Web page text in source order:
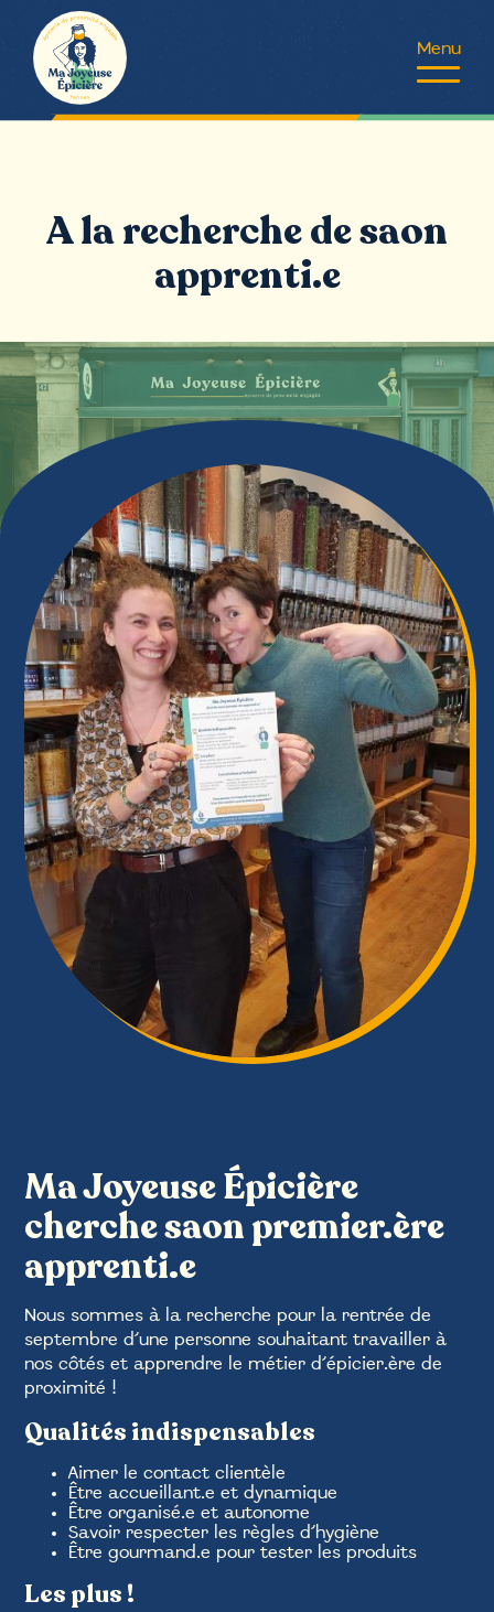
contenu
A la recherche de saon
apprenti.e
Ma Joyeuse Épicière
cherche saon premier.ère
apprenti.e
Nous sommes à la recherche pour la rentrée de
septembre d’une personne souhaitant travailler à
nos côtés et apprendre le métier d’épicier.ère de
proximité !
Qualités indispensables
Aimer le contact clientèle
Être accueillant.e et dynamique
Être organisé.e et autonome
Savoir respecter les règles d’hygiène
Être gourmand.e pour tester les produits
Les plus !